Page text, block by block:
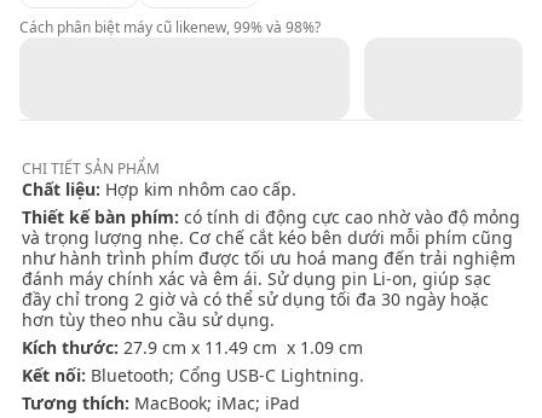
Cách phân biệt máy cũ likenew, 99% và 98%?
CHI TIẾTSẢN PHẨM
Chất liệu: Hợp kim nhôm cao cấp.
Thiết kế bàn phím: có tính di động cực cao nhờ vào độ mỏng
và trọng lượng nhẹ. Cơ chế cắt kéo bên dưới mỗi phím cũng
như hành trình phím được tối ưu hoá mang đến trải nghiệm
đánh máy chính xác và êm ái. Sử dụng pin Li-on, giúp sạc
đầy chỉ trong 2 giờ và có thể sử dụng tối đa 30 ngày hoặc
hơn tùy theo nhu cầu sử dụng.
Kích thước: 27.9 cm x 11.49 cm x 1.09 cm
Kết nối: Bluetooth; Cổng USB-C Lightning.
Tương thích: MacBook; iMac; iPad